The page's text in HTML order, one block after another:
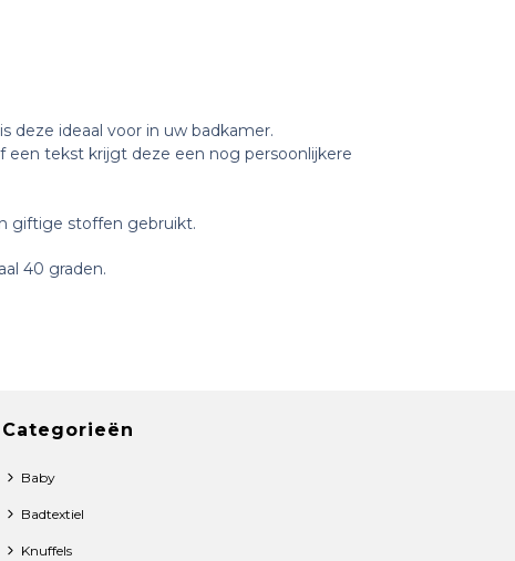
deze ideaal voor in uw badkamer.
een tekst krijgt deze een nog persoonlijkere
giftige stoffen gebruikt.
40 graden.
Categorieën
Baby
Badtextiel
Knuffels